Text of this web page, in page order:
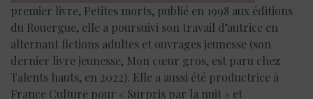
premier livre, Petites morts, publié en 1998 aux éditions
du Rouergue, elle a poursuivi son travail d’autrice en
alternant fictions adultes et ouvrages jeunesse (son
dernier livre jeunesse, Mon cœur gros, est paru chez
Talents hauts, en 2022). Elle a aussi été productrice à
France Culture pour « Surpris par la nuit » et